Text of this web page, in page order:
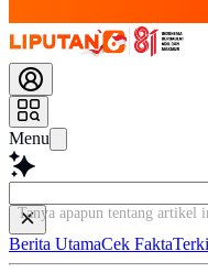
Menu
Tanya apapun tenta
Berita UtamaCek Fakta